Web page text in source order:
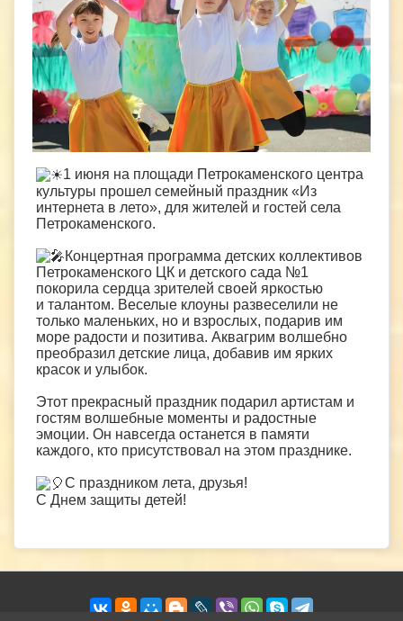
1 июня на площади Петрокаменского центра
культуры прошел семейный праздник «Из
интернета в лето», для жителей и гостей села
Петрокаменского.
Концертная программа детских коллективов
Петрокаменского ЦК и детского сада №1
покорила сердца зрителей своей яркостью
и талантом. Веселые клоуны развеселили не
только маленьких, но и взрослых, подарив им
море радости и позитива. Аквагрим волшебно
преобразил детские лица, добавив им ярких
красок и улыбок.
Этот прекрасный праздник подарил артистам и
гостям волшебные моменты и радостные
эмоции. Он навсегда останется в памяти
каждого, кто присутствовал на этом празднике.
С праздником лета, друзья!
С Днем защиты детей!